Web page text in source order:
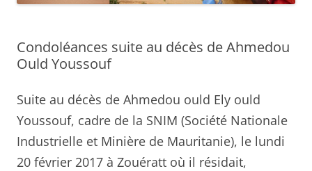
Condoléances suite au décès de Ahmedou
Ould Youssouf
Suite au décès de Ahmedou ould Ely ould
Youssouf, cadre de la SNIM (Société Nationale
Industrielle et Minière de Mauritanie), le lundi
20 février 2017 à Zouératt où il résidait,